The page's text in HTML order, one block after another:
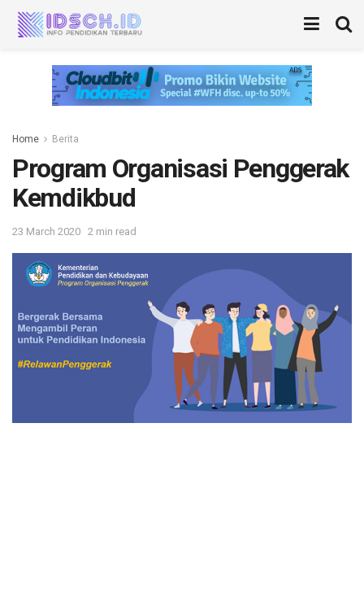
Home Berita
Program Organisasi Penggerak
Kemdikbud
23 March 2020 2 min read